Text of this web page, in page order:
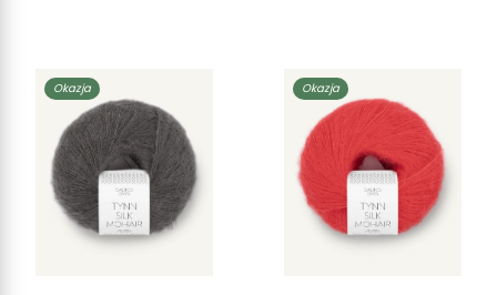
Okazja Okazja